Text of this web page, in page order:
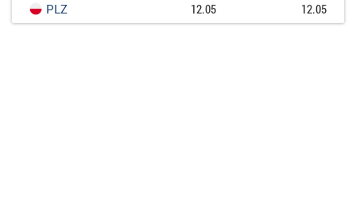
PLZ
12.05 12.05